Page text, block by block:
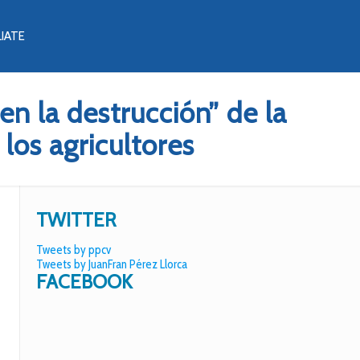
la destrucción” de la
agricultores
TWITTER
Tweets by ppcv
Tweets by JuanFran Pérez Llorca
FACEBOOK